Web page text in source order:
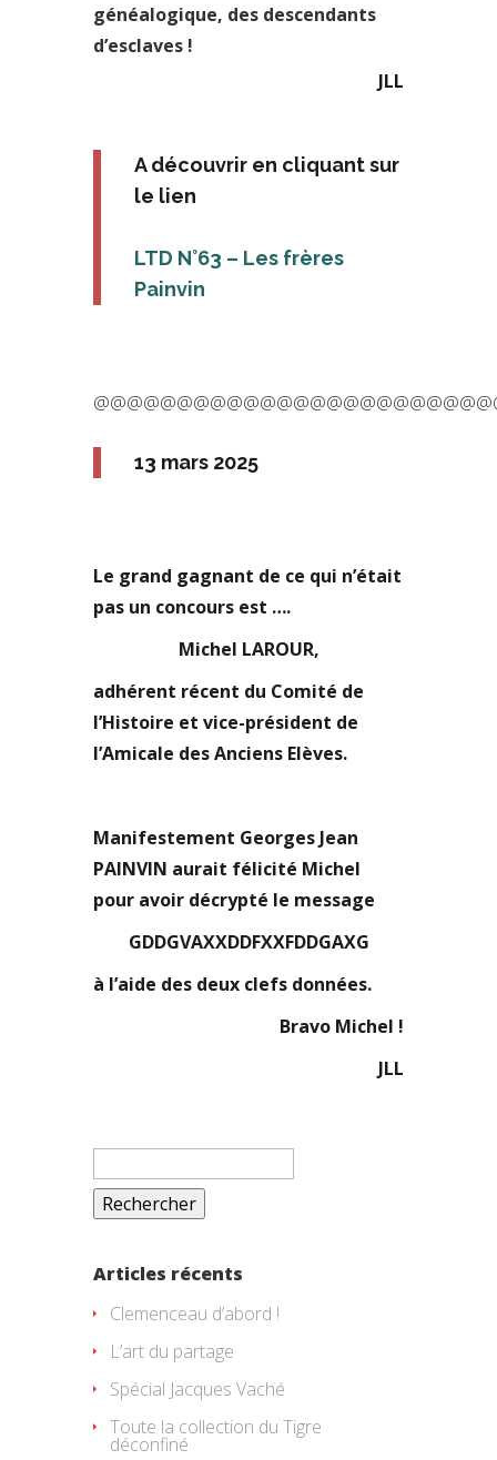
généalogique, des descendants
d’esclaves !
JLL
A découvrir en cliquant sur
le lien
LTD N°63 – Les frères
Painvin
13 mars 2025
Le grand gagnant de ce qui n’était
pas un concours est ….
Michel LAROUR,
adhérent récent du Comité de
l’Histoire et vice-président de
l’Amicale des Anciens Elèves.
Manifestement Georges Jean
PAINVIN aurait félicité Michel
pour avoir décrypté le message
GDDGVAXXDDFXXFDDGAXG
à l’aide des deux clefs données.
Bravo Michel !
JLL
Rechercher :
Articles récents
Clemenceau d’abord !
L’art du partage
Spécial Jacques Vaché
Toute la collection du Tigre
déconfiné